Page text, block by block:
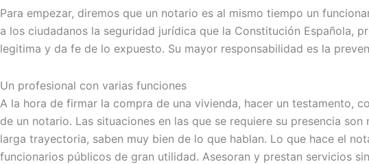
Para empezar, diremos que un notario es al mismo tiempo un
a los ciudadanos la seguridad jurídica que la Constitución Española,
legitima y da fe de lo expuesto. Su mayor responsabilidad es la
Un profesional con varias funciones
A la hora de firmar la compra de una vivienda, hacer un testamento,
de un notario. Las situaciones en las que se requiere su presencia
larga trayectoria, saben muy bien de lo que hablan. Lo que hace el
funcionarios públicos de gran utilidad. Asesoran y prestan servicios